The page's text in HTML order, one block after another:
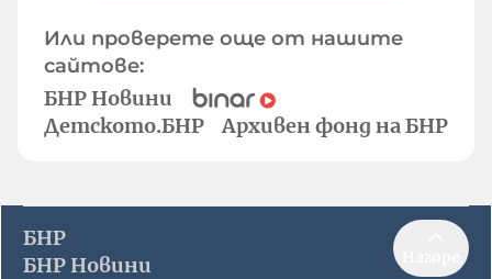
Или проверете още от нашите
сайтове:
БНР Новини
Детското.БНР
Архивен фонд на БНР
БНР
БНР Новини